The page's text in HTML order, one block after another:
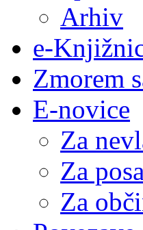
Arhiv
e-
Zmorem
E-novice
Za
Za
Za